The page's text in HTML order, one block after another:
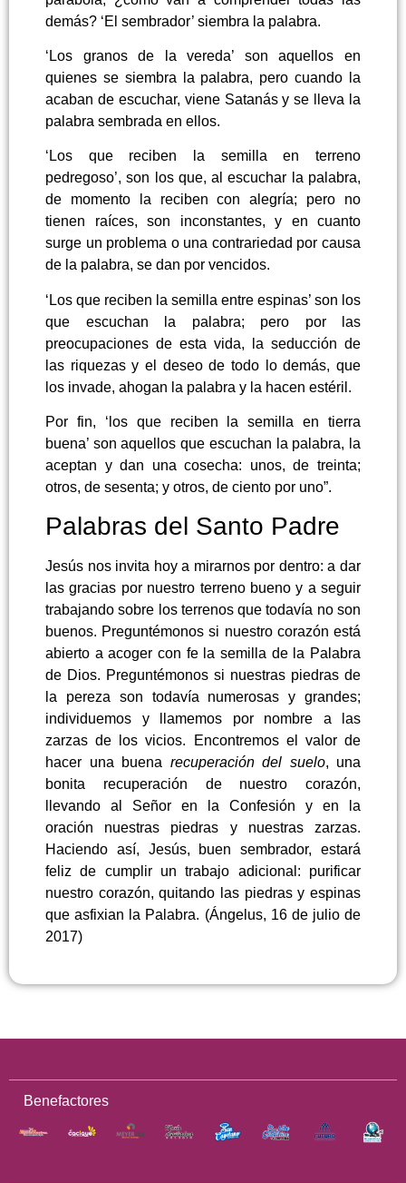
demás? ‘El sembrador’ siembra la palabra.
‘Los granos de la vereda’ son aquellos en
quienes se siembra la palabra, pero cuando la
acaban de escuchar, viene Satanás y se lleva la
palabra sembrada en ellos.
‘Los que reciben la semilla en terreno
pedregoso’, son los que, al escuchar la palabra,
de momento la reciben con alegría; pero no
tienen raíces, son inconstantes, y en cuanto
surge un problema o una contrariedad por causa
de la palabra, se dan por vencidos.
‘Los que reciben la semilla entre espinas’ son los
que escuchan la palabra; pero por las
preocupaciones de esta vida, la seducción de
las riquezas y el deseo de todo lo demás, que
los invade, ahogan la palabra y la hacen estéril.
Por fin, ‘los que reciben la semilla en tierra
buena’ son aquellos que escuchan la palabra, la
aceptan y dan una cosecha: unos, de treinta;
otros, de sesenta; y otros, de ciento por uno”.
Palabras del Santo Padre
Jesús nos invita hoy a mirarnos por dentro: a dar
las gracias por nuestro terreno bueno y a seguir
trabajando sobre los terrenos que todavía no son
buenos. Preguntémonos si nuestro corazón está
abierto a acoger con fe la semilla de la Palabra
de Dios. Preguntémonos si nuestras piedras de
la pereza son todavía numerosas y grandes;
individuemos y llamemos por nombre a las
zarzas de los vicios. Encontremos el valor de
hacer una buena recuperación del suelo, una
bonita recuperación de nuestro corazón,
llevando al Señor en la Confesión y en la
oración nuestras piedras y nuestras zarzas.
Haciendo así, Jesús, buen sembrador, estará
feliz de cumplir un trabajo adicional: purificar
nuestro corazón, quitando las piedras y espinas
que asfixian la Palabra. (Ángelus, 16 de julio de
2017)
Benefactores